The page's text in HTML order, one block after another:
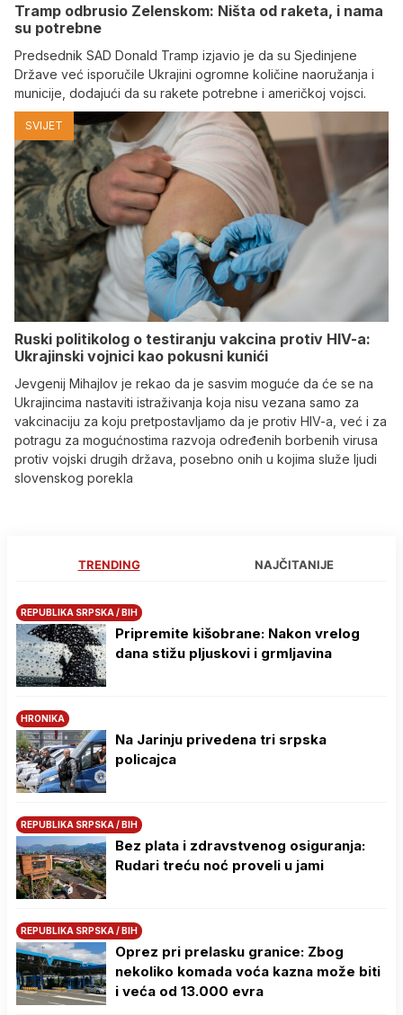
Tramp odbrusio Zelenskom: Ništa od raketa, i nama
su potrebne
Predsednik SAD Donald Tramp izjavio je da su Sjedinjene
Države već isporučile Ukrajini ogromne količine naoružanja i
municije, dodajući da su rakete potrebne i američkoj vojsci.
SVIJET
Ruski politikolog o testiranju vakcina protiv HIV-a:
Ukrajinski vojnici kao pokusni kunići
Jevgenij Mihajlov je rekao da je sasvim moguće da će se na
Ukrajincima nastaviti istraživanja koja nisu vezana samo za
vakcinaciju za koju pretpostavljamo da je protiv HIV-a, već i za
potragu za mogućnostima razvoja određenih borbenih virusa
protiv vojski drugih država, posebno onih u kojima služe ljudi
slovenskog porekla
TRENDING NAJČITANIJE
REPUBLIKA SRPSKA / BIH
Pripremite kišobrane: Nakon vrelog
dana stižu pljuskovi i grmljavina
HRONIKA
Na Јarinju privedena tri srpska
policajca
REPUBLIKA SRPSKA / BIH
Bez plata i zdravstvenog osiguranja:
Rudari treću noć proveli u jami
REPUBLIKA SRPSKA / BIH
Oprez pri prelasku granice: Zbog
nekoliko komada voća kazna može biti
i veća od 13.000 evra